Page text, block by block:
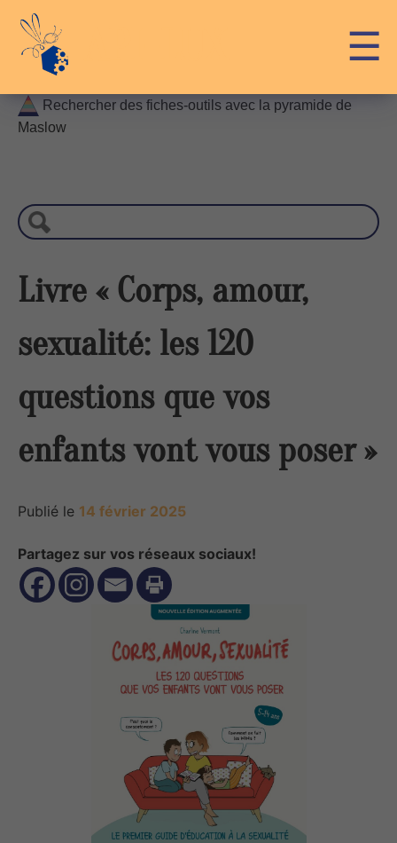
content
☰
Rechercher des fiches-outils avec la pyramide de
Maslow
c
h
r
c
e
Livre « Corps, amour,
sexualité: les 120
questions que vos
enfants vont vous poser »
Publié le 14 février 2025
Partagez sur vos réseaux sociaux!